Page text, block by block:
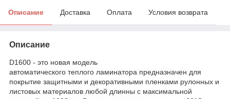
Описание Доставка Оплата Условия возврата
Описание
D1600 - это новая модель
автоматического теплого ламинатора предназначен для
покрытие защитными и декоративными пленками рулонных и
листовых материалов любой длинны с максимальной